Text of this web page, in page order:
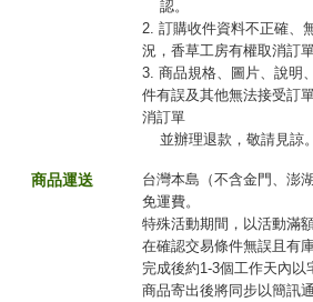
認。
2. 訂購收件資料不正確、
況，香草工房有權取消訂單
3. 商品規格、圖片、說明
件有誤及其他無法接受訂
消訂單
並辦理退款，敬請見諒。
商品運送
台灣本島（不含金門、澎
免運費。
特殊活動期間，以活動滿
在確認交易條件無誤且有
完成後約1-3個工作天內以
商品寄出後將同步以簡訊通